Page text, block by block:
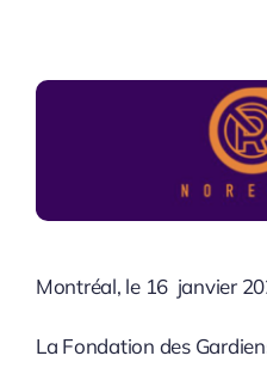
Montréal, le 16 janvier
La Fondation des